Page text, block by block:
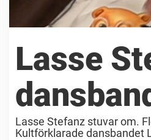
Lasse
Lasse Stefanz stuvar om.
Kultförklarade dansbandet